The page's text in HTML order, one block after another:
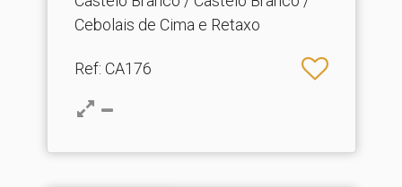
Cebolais de Cima e Retaxo
Ref: CA176